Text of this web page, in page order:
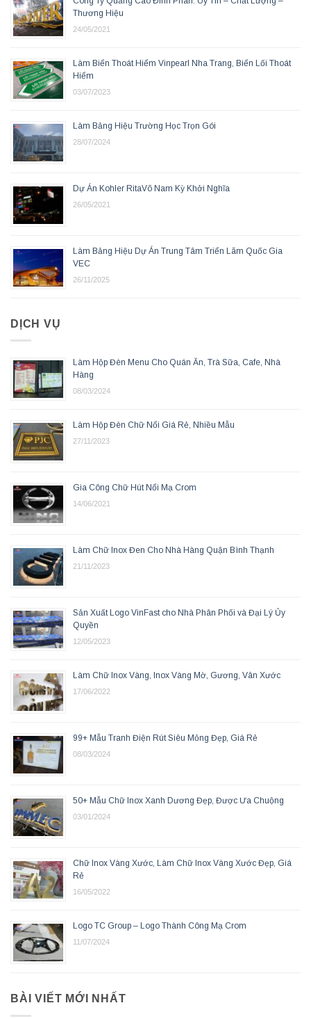
Thương Hiệu
24/05/2021
Làm Biển Thoát Hiểm Vinpearl Nha Trang, Biển Lối Thoát
Hiểm
03/07/2023
Làm Bảng Hiệu Trường Học Trọn Gói
28/07/2024
Dự Án Kohler RitaVõ Nam Kỳ Khởi Nghĩa
26/05/2021
Làm Bảng Hiệu Dự Án Trung Tâm Triển Lãm Quốc Gia
VEC
26/11/2025
DỊCH VỤ
Làm Hộp Đèn Menu Cho Quán Ăn, Trà Sữa, Cafe, Nhà
Hàng
08/03/2024
Làm Hộp Đèn Chữ Nổi Giá Rẻ, Nhiều Mẫu
27/11/2023
Gia Công Chữ Hút Nổi Mạ Crom
14/06/2021
Làm Chữ Inox Đen Cho Nhà Hàng Quận Bình Thạnh
21/11/2023
Sản Xuất Logo VinFast cho Nhà Phân Phối và Đại Lý Ủy
Quyền
12/05/2023
Làm Chữ Inox Vàng, Inox Vàng Mờ, Gương, Vân Xước
17/06/2022
99+ Mẫu Tranh Điện Rút Siêu Mỏng Đẹp, Giá Rẻ
08/03/2024
50+ Mẫu Chữ Inox Xanh Dương Đẹp, Được Ưa Chuộng
03/01/2024
Chữ Inox Vàng Xước, Làm Chữ Inox Vàng Xước Đẹp, Giá
Rẻ
16/05/2022
Logo TC Group – Logo Thành Công Mạ Crom
11/07/2024
BÀI VIẾT MỚI NHẤT